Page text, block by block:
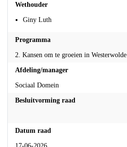
Wethouder
Giny Luth
Programma
2. Kansen om te groeien in Westerwolde
Afdeling/manager
Sociaal Domein
Besluitvorming raad
Datum raad